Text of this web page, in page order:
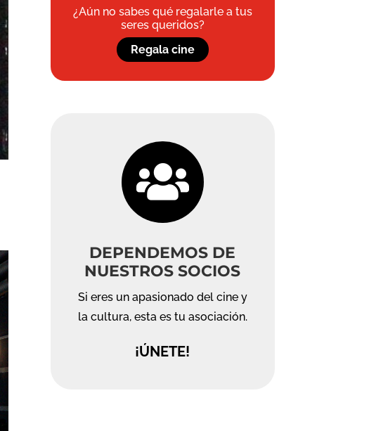
¿Aún no sabes qué regalarle a tus
seres queridos?
Regala cine

DEPENDEMOS DE
NUESTROS SOCIOS
Si eres un apasionado del cine y
la cultura, esta es tu asociación.
¡ÚNETE!